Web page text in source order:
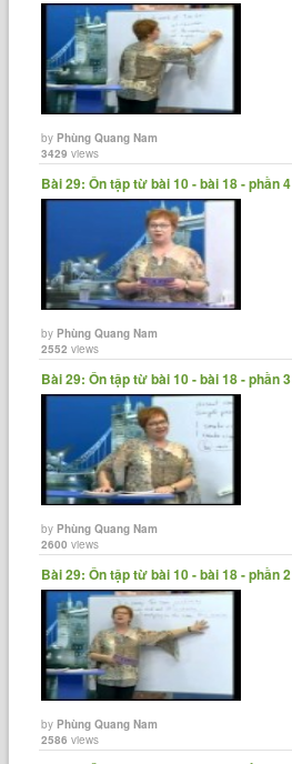
byPhùng Quang Nam
3429 views
Bài 29: Ôn tập từ bài 10 - bài 18 - phần 4
byPhùng Quang Nam
2552 views
Bài 29: Ôn tập từ bài 10 - bài 18 - phần 3
byPhùng Quang Nam
2600 views
Bài 29: Ôn tập từ bài 10 - bài 18 - phần 2
byPhùng Quang Nam
2586 views